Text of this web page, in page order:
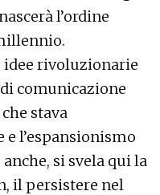
l’ordine
idee rivoluzionarie
comunicazione
stava
l’espansionismo
si svela qui la
il persistere nel